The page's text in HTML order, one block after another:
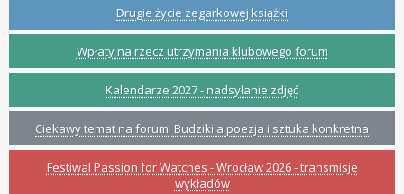
Drugie życie zegarkowej książki
Wpłaty na rzecz utrzymania klubowego forum
Kalendarze 2027 - nadsyłanie zdjęć
Ciekawy temat na forum: Budziki a poezja i sztuka konkretna
Festiwal Passion for Watches - Wrocław 2026 - transmisje
wykładów